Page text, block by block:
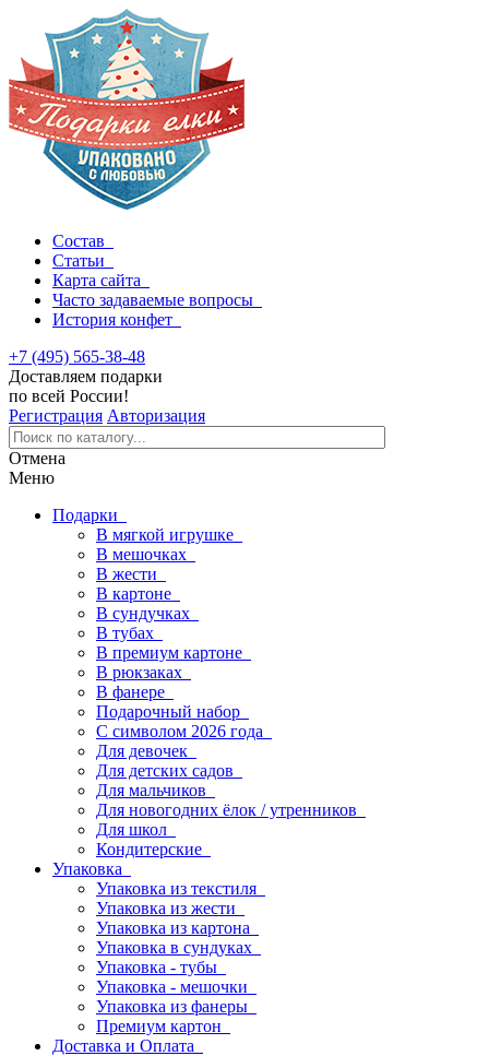
Состав
Статьи
Карта сайта
Часто задаваемые вопросы
История конфет
+7 (495) 565-38-48
Доставляем подарки
по всей России!
Регистрация Авторизация
Отмена
Меню
Подарки
В мягкой игрушке
В мешочках
В жести
В картоне
В сундучках
В тубах
В премиум картоне
В рюкзаках
В фанере
Подарочный набор
С символом 2026 года
Для девочек
Для детских садов
Для мальчиков
Для новогодних ёлок / утренников
Для школ
Кондитерские
Упаковка
Упаковка из текстиля
Упаковка из жести
Упаковка из картона
Упаковка в сундуках
Упаковка - тубы
Упаковка - мешочки
Упаковка из фанеры
Премиум картон
Доставка и Оплата